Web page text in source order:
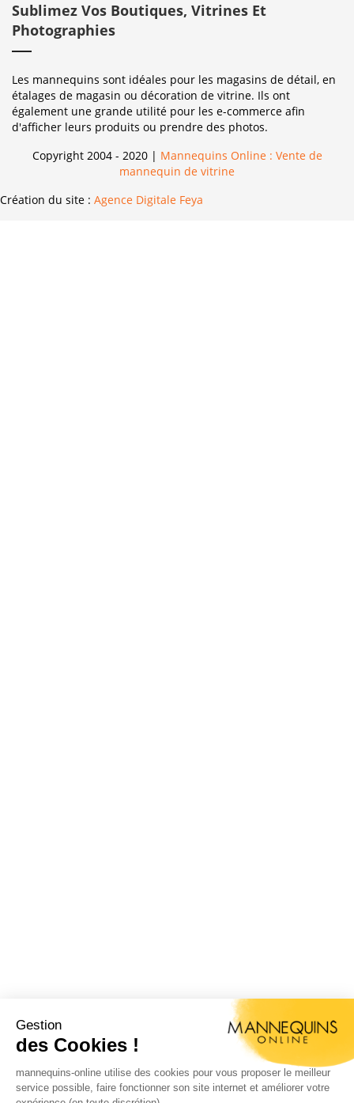
Sublimez Vos Boutiques, Vitrines Et
Photographies
Les mannequins sont idéales pour les magasins de détail, en
étalages de magasin ou décoration de vitrine. Ils ont
également une grande utilité pour les e-commerce afin
d'afficher leurs produits ou prendre des photos.
Copyright 2004 - 2020 | Mannequins Online : Vente de
mannequin de vitrine
Création du site : Agence Digitale Feya